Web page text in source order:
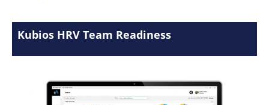
Kubios HRV Team Readiness